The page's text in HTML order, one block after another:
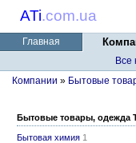
ATi.com.ua
Главная
Все
Компании » Бытовые
Бытовые товары, одежда
Бытовая химия 1